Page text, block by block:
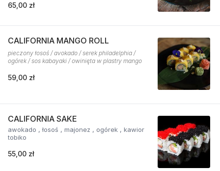
65,00 zł
CALIFORNIA MANGO ROLL
pieczony łosoś / avokado / serek philadelphia /
ogórek / sos kabayaki / owinięta w plastry mango
59,00 zł
CALIFORNIA SAKE
awokado , łosoś , majonez , ogórek , kawior
tobiko
55,00 zł